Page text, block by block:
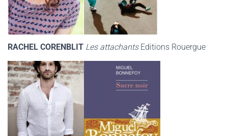
RACHEL CORENBLIT Les attachants Editions Rouergue